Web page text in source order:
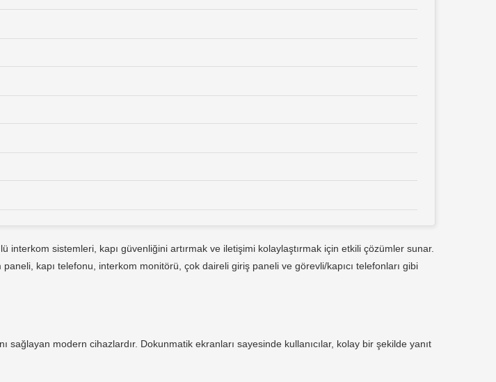
sistemleri, kapı güvenliğini artırmak ve iletişimi kolaylaştırmak için etkili çözümler sunar.
kapı telefonu, interkom monitörü, çok daireli giriş paneli ve görevli/kapıcı telefonları gibi
sağlayan modern cihazlardır. Dokunmatik ekranları sayesinde kullanıcılar, kolay bir şekilde yanıt